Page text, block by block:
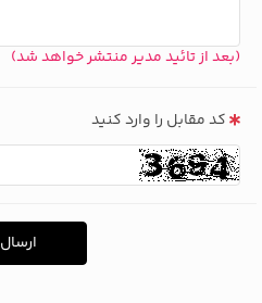
(بعد از تائید مدیر منتشر خواهد شد)
کد مقابل را وارد کنید
ارسال